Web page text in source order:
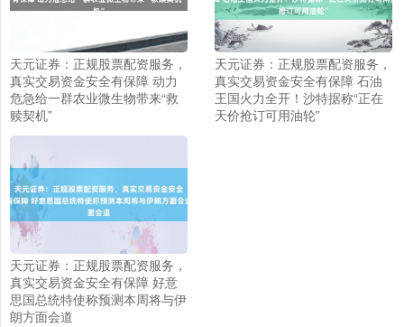
天元证券：正规股票配资服务，
真实交易资金安全有保障 动力
危急给一群农业微生物带来“救
赎契机”
天元证券：正规股票配资服务，
真实交易资金安全有保障 石油
王国火力全开！沙特据称“正在
天价抢订可用油轮”
天元证券：正规股票配资服务，
真实交易资金安全有保障 好意
思国总统特使称预测本周将与伊
朗方面会道
3940.04